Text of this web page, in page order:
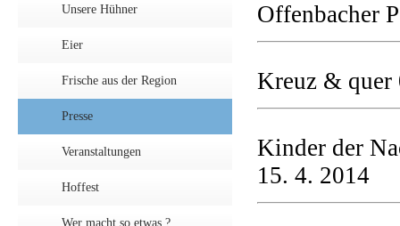
Unsere Hühner
Eier
Frische aus der Region
Presse
Veranstaltungen
Hoffest
Wer macht so etwas ?
Offenbacher
Kreuz & quer
Kinder der
15. 4. 2014